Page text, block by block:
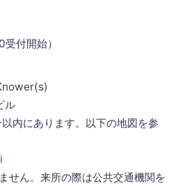
付開始）
ル
内にあります。以下の地図を参
せん。来所の際は公共交通機関を